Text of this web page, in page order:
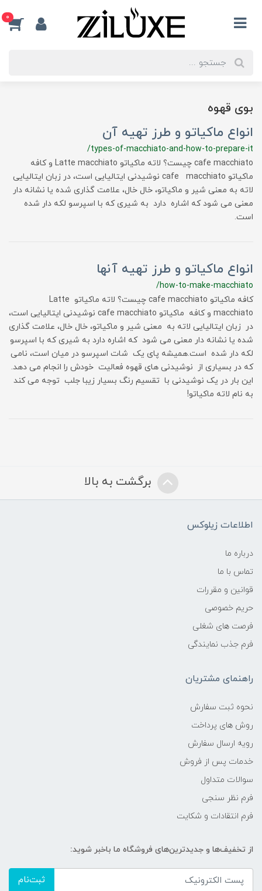
0
بوی قهوه
انواع ماکیاتو و طرز تهیه آن
/types-of-macchiato-and-how-to-prepare-it
cafe macchiato چیست؟ لاته ماکیاتو Latte macchiato و کافه
ماکیاتو cafe macchiato نوشیدنی ایتالیایی است، در زبان ایتالیایی
لاته به معنی شیر و ماکیاتو، خال خال، علامت گذاری شده یا نشانه دار
معنی می شود که اشاره دارد به شیری که با اسپرسو لکه دار شده
است.
انواع ماکیاتو و طرز تهیه آنها
/how-to-make-macchiato
کافه ماکیاتو cafe macchiato چیست؟ لاته ماکیاتو Latte
macchiato و کافه ماکیاتو cafe macchiato نوشیدنی ایتالیایی است،
در زبان ایتالیایی لاته به معنی شیر و ماکیاتو، خال خال، علامت گذاری
شده یا نشانه دار معنی می شود که اشاره دارد به شیری که با اسپرسو
لکه دار شده است.همیشه پای یک شات اسپرسو در میان است، نامی
که در بسیاری از نوشیدنی های قهوه فعالیت خودش را انجام می دهد.
این بار در یک نوشیدنی با تقسیم رنگ بسیار زیبا جلب توجه می کند
به نام لاته ماکیاتو!
برگشت به بالا
اطلاعات زیلوکس
درباره ما
تماس با ما
قوانین و مقررات
حریم خصوصی
فرصت های شغلی
فرم جذب نمایندگی
راهنمای مشتریان
نحوه ثبت سفارش
روش های پرداخت
رویه ارسال سفارش
خدمات پس از فروش
سوالات متداول
فرم نظر سنجی
فرم انتقادات و شکایت
از تخفیف‌ها و جدیدترین‌های فروشگاه ما باخبر شوید:
ثبت‌نام